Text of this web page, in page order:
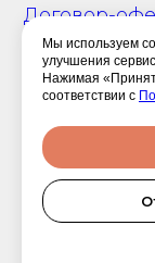
Договор-
г.
Мы используем
улучшения
Нажимая
соответствии с